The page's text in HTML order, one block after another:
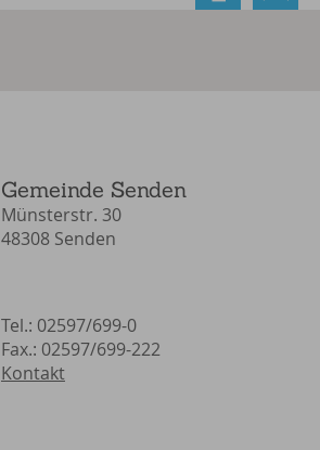
Gemeinde Senden
Münsterstr. 30
48308 Senden
Tel.: 02597/699-0
Fax.: 02597/699-222
Kontakt